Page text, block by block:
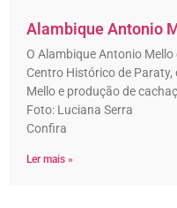
Alambique Antonio
O Alambique Antonio
Centro Histórico de
Mello e produção de
Foto: Luciana Serra
Confira
Ler mais »